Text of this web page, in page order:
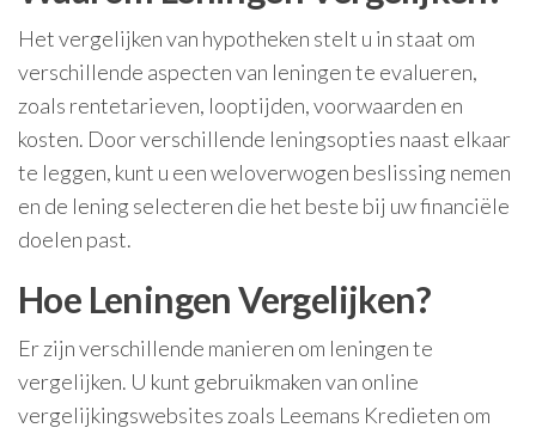
Het vergelijken van hypotheken stelt u in staat om
verschillende aspecten van leningen te evalueren,
zoals rentetarieven, looptijden, voorwaarden en
kosten. Door verschillende leningsopties naast elkaar
te leggen, kunt u een weloverwogen beslissing nemen
en de lening selecteren die het beste bij uw financiële
doelen past.
Hoe Leningen Vergelijken?
Er zijn verschillende manieren om leningen te
vergelijken. U kunt gebruikmaken van online
vergelijkingswebsites zoals Leemans Kredieten om